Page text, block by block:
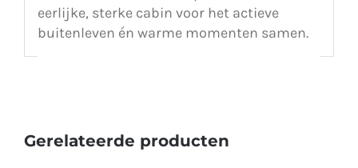
eerlijke, sterke cabin voor het actieve
buitenleven én warme momenten samen.
Gerelateerde producten